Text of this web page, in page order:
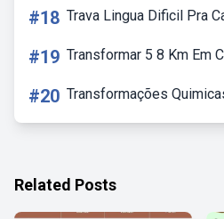
#18 Trava Lingua Dificil Pra
#19 Transformar 5 8 Km Em
#20 Transformações
Related Posts